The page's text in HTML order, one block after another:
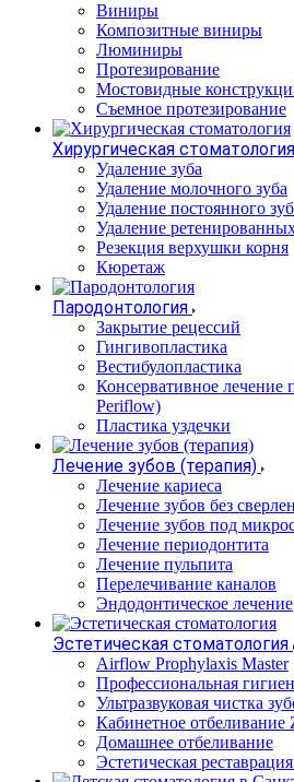
Виниры
Композитные виниры
Люминиры
Протезирование
Мостовидные
Съемное протезирование
Хирургическая стоматология
Удаление зуба
Удаление молочного зуба
Удаление постоянного
Удаление
Резекция верхушки корня
Кюретаж
Пародонтология
Закрытие рецессий
Гингивопластика
Вестибулопластика
Консервативное лечение
Periflow)
Пластика уздечки
Лечение зубов (терапия)
Лечение кариеса
Лечение зубов без
Лечение зубов под
Лечение периодонтита
Лечение пульпита
Перелечивание каналов
Эндодонтическое лечение
Эстетическая стоматология
Airflow Prophylaxis Master
Профессиональная
Ультразвуковая чистка
Кабинетное отбеливание
Домашнее отбеливание
Эстетическая